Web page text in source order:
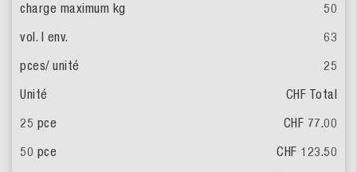
50
63
25
CHF Total
CHF 77.00
CHF 123.50